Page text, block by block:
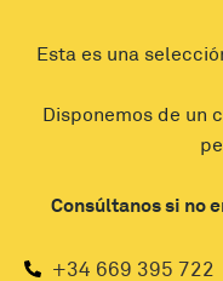
Esta es una
Disponemos de un
Consúltanos si no
+34 669 395 722